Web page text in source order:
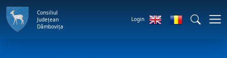
Consiliul
Județean
Dâmbovița
Login